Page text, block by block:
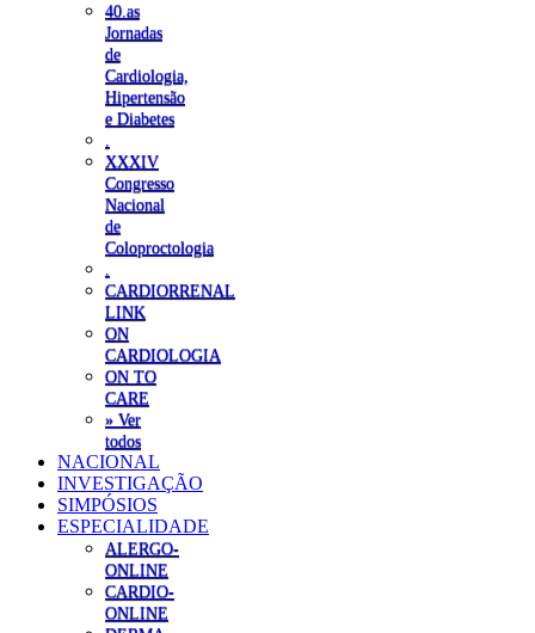
40.as
Jornadas
de
Cardiologia,
Hipertensão
e Diabetes
XXXIV
Congresso
Nacional
de
Coloproctologia
CARDIORRENAL
LINK
ON
CARDIOLOGIA
ON TO
CARE
» Ver
todos
NACIONAL
INVESTIGAÇÃO
SIMPÓSIOS
ESPECIALIDADE
ALERGO-
ONLINE
CARDIO-
ONLINE